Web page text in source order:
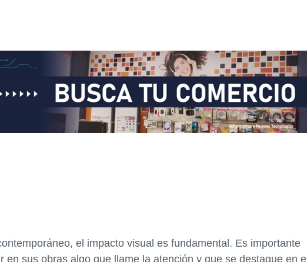
el impacto visual es fundamental. Es importante
en sus obras algo que llame la atención y que se destaque en el